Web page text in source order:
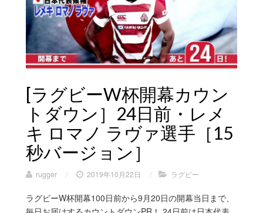
[ラグビーW杯開幕カウン
トダウン］24日前・レメ
キ ロマノ ラヴァ選手［15
秒バージョン］
rugger / 2019年10月22日 / ラグビー
ラグビーW杯開幕100日前から9月20日の開幕当日まで、